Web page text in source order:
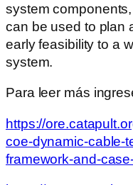
system
can be used to plan
early feasibility to a
system.
Para leer más
https://
coe-dynamic-cable-
framework-and-